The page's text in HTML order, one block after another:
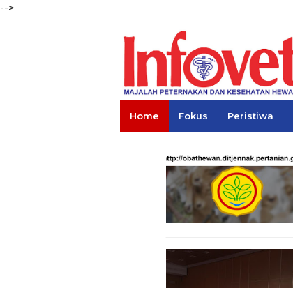
-->
Home Fokus Peristiwa